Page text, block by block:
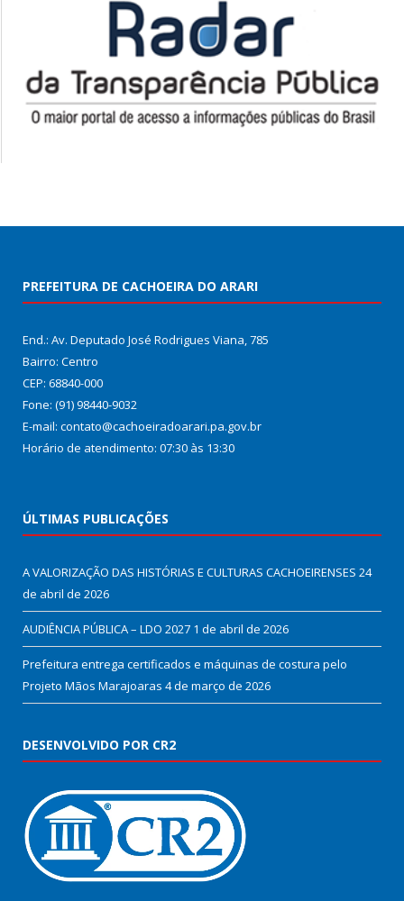
PREFEITURA DE CACHOEIRA DO ARARI
End.: Av. Deputado José Rodrigues Viana, 785
Bairro: Centro
CEP: 68840-000
Fone: (91) 98440-9032
E-mail: contato@cachoeiradoarari.pa.gov.br
Horário de atendimento: 07:30 às 13:30
ÚLTIMAS PUBLICAÇÕES
A VALORIZAÇÃO DAS HISTÓRIAS E CULTURAS CACHOEIRENSES 24
de abril de 2026
AUDIÊNCIA PÚBLICA – LDO 2027 1 de abril de 2026
Prefeitura entrega certificados e máquinas de costura pelo
Projeto Mãos Marajoaras 4 de março de 2026
DESENVOLVIDO POR CR2